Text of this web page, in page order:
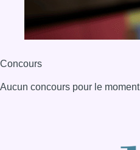
Concours
Aucun concours pour le moment